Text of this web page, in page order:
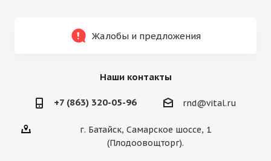
Жалобы и предложения
Наши контакты
+7 (863) 320-05-96 rnd@vital.ru
г. Батайск, Самарское шоссе, 1
(Плодоовощторг).